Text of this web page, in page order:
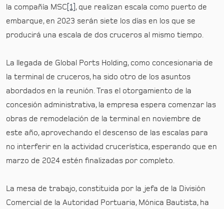
la compañía MSC [1] , que realizan escala como puerto de
embarque, en 2023 serán siete los días en los que se
producirá una escala de dos cruceros al mismo tiempo.
La llegada de Global Ports Holding, como concesionaria de
la terminal de cruceros, ha sido otro de los asuntos
abordados en la reunión. Tras el otorgamiento de la
concesión administrativa, la empresa espera comenzar las
obras de remodelación de la terminal en noviembre de
este año, aprovechando el descenso de las escalas para
no interferir en la actividad crucerística, esperando que en
marzo de 2024 estén finalizadas por completo.
La mesa de trabajo, constituida por la jefa de la División
Comercial de la Autoridad Portuaria, Mónica Bautista, ha